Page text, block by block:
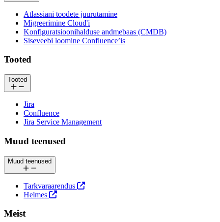
Atlassiani toodete juurutamine
Migreerimine Cloud'i
Konfiguratsioonihalduse andmebaas (CMDB)
Siseveebi loomine Confluence’is
Tooted
Tooted
Jira
Confluence
Jira Service Management
Muud teenused
Muud teenused
Tarkvaraarendus
Helmes
Meist